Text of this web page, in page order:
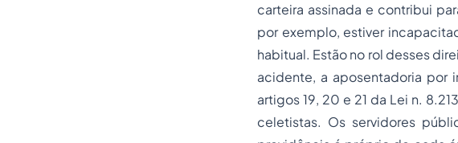
carteira assinada e contribui
por exemplo, estiver
habitual. Estão no rol desses
acidente, a aposentadoria por
artigos 19, 20 e 21 da Lei n.
celetistas. Os servidores